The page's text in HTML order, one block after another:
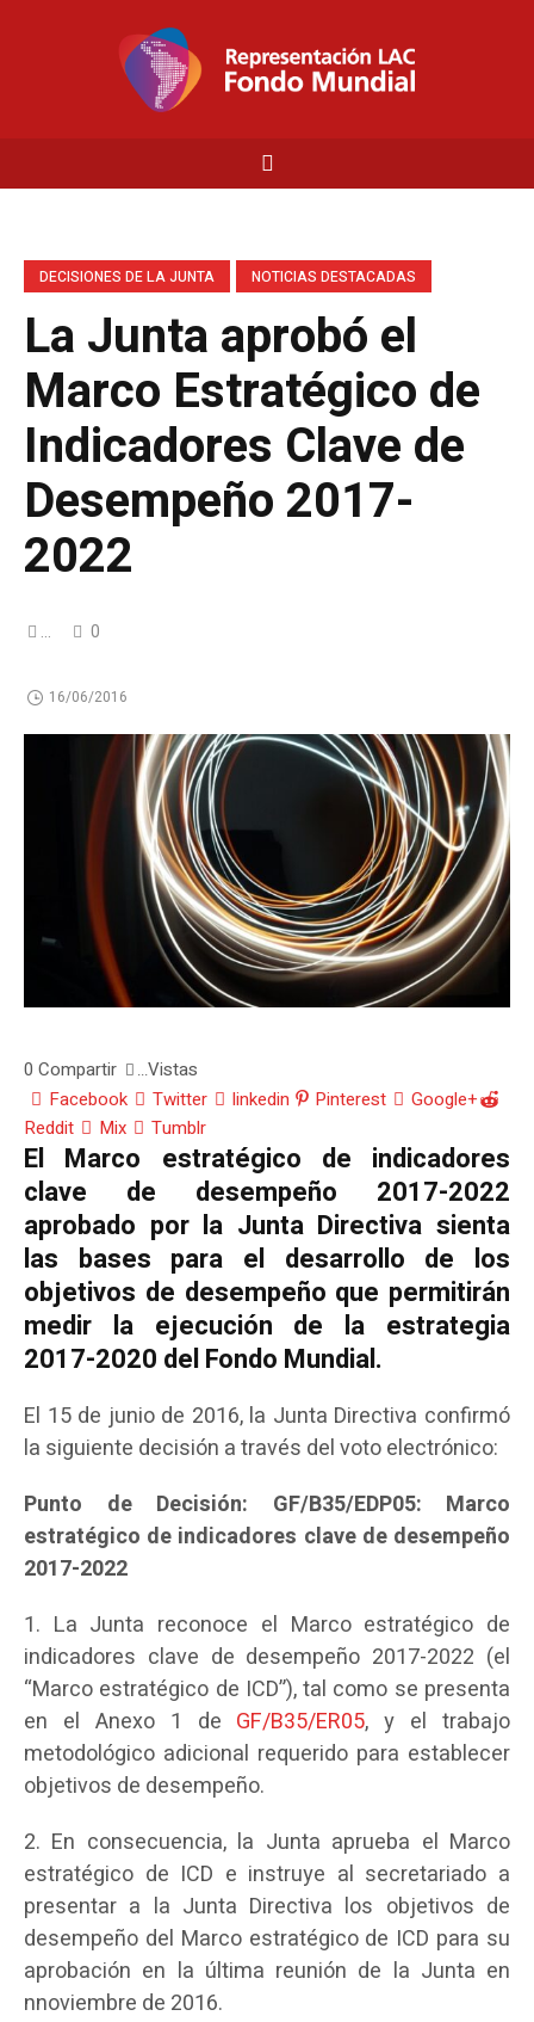
DECISIONES DE LA JUNTA NOTICIAS DESTACADAS
La Junta aprobó el
Marco Estratégico de
Indicadores Clave de
Desempeño 2017-
2022
... 0
16/06/2016
0 Compartir ...Vistas
Facebook
Twitter linkedin Pinterest
Google+
Reddit
Mix Tumblr
El Marco estratégico de indicadores
clave de desempeño 2017-2022
aprobado por la Junta Directiva sienta
las bases para el desarrollo de los
objetivos de desempeño que permitirán
medir la ejecución de la estrategia
2017-2020 del Fondo Mundial.
El 15 de junio de 2016, la Junta Directiva confirmó
la siguiente decisión a través del voto electrónico:
Punto de Decisión: GF/B35/EDP05: Marco
estratégico de indicadores clave de desempeño
2017-2022
1. La Junta reconoce el Marco estratégico de
indicadores clave de desempeño 2017-2022 (el
“Marco estratégico de ICD”), tal como se presenta
en el Anexo 1 de GF/B35/ER05, y el trabajo
metodológico adicional requerido para establecer
objetivos de desempeño.
2. En consecuencia, la Junta aprueba el Marco
estratégico de ICD e instruye al secretariado a
presentar a la Junta Directiva los objetivos de
desempeño del Marco estratégico de ICD para su
aprobación en la última reunión de la Junta en
nnoviembre de 2016.